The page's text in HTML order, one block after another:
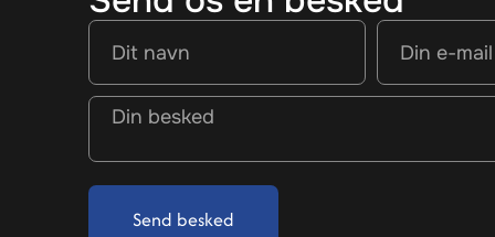
Send besked